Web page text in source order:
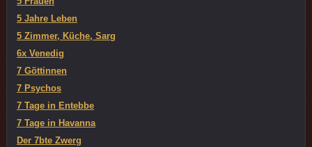
5 Jahre Leben
5 Zimmer, Küche, Sarg
6x Venedig
7 Göttinnen
7 Psychos
7 Tage in Entebbe
7 Tage in Havanna
Der 7bte Zwerg